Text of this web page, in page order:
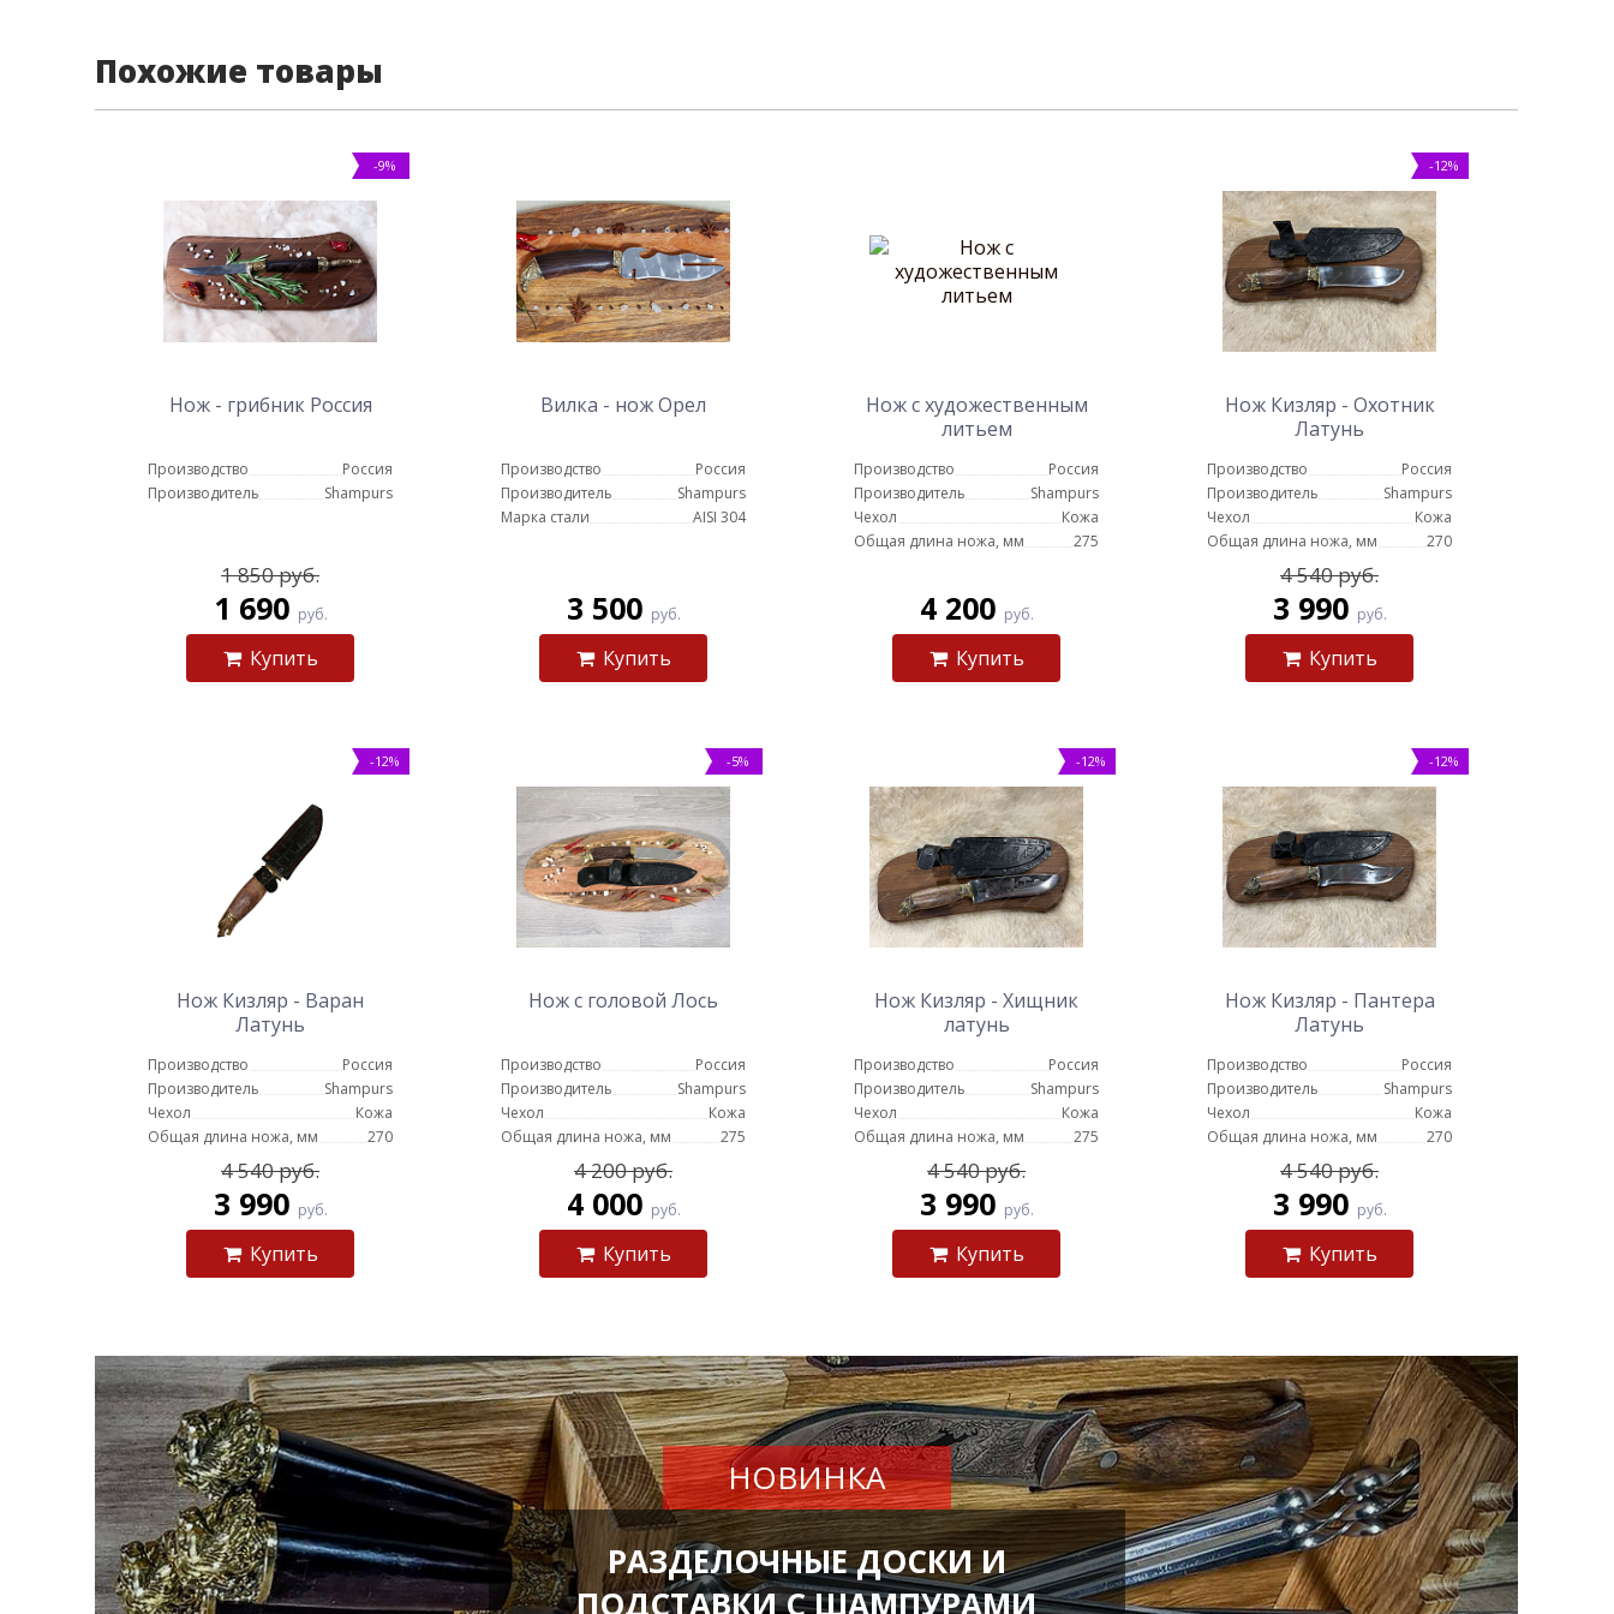
Похожие товары
-9%
Нож - грибник Россия
Производство
Россия
Производитель
Shampurs
1 850 руб.
1 690 руб.
Купить
Вилка - нож Орел
Производство
Россия
Производитель
Shampurs
Марка стали
AISI 304
3 500 руб.
Купить
Нож с художественным
литьем
Производство
Россия
Производитель
Shampurs
Чехол
Кожа
Общая длина ножа, мм
275
4 200 руб.
Купить
-12%
Нож Кизляр - Охотник
Латунь
Производство
Россия
Производитель
Shampurs
Чехол
Кожа
Общая длина ножа, мм
270
4 540 руб.
3 990 руб.
Купить
-12%
Нож Кизляр - Варан
Латунь
Производство
Россия
Производитель
Shampurs
Чехол
Кожа
Общая длина ножа, мм
270
4 540 руб.
3 990 руб.
Купить
-5%
Нож с головой Лось
Производство
Россия
Производитель
Shampurs
Чехол
Кожа
Общая длина ножа, мм
275
4 200 руб.
4 000 руб.
Купить
-12%
Нож Кизляр - Хищник
латунь
Производство
Россия
Производитель
Shampurs
Чехол
Кожа
Общая длина ножа, мм
275
4 540 руб.
3 990 руб.
Купить
-12%
Нож Кизляр - Пантера
Латунь
Производство
Россия
Производитель
Shampurs
Чехол
Кожа
Общая длина ножа, мм
270
4 540 руб.
3 990 руб.
Купить
НОВИНКА
РАЗДЕЛОЧНЫЕ ДОСКИ И
ПОДСТАВКИ С ШАМПУРАМИ